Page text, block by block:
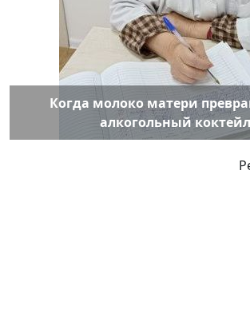
Когда молоко матери
алкогольный